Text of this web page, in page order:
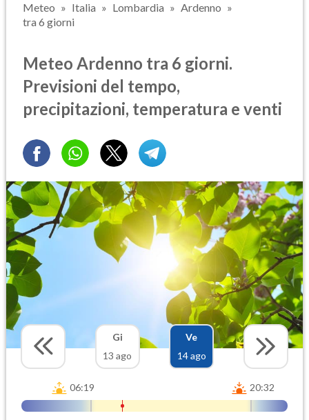
Meteo Italia Lombardia
Ardenno
tra 6 giorni
Meteo Ardenno tra 6 giorni.
Previsioni del tempo,
precipitazioni, temperatura e venti
Gi
13 ago
Ve
14 ago
06:19 20:32